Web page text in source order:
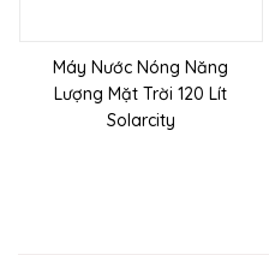
Máy Nước Nóng Năng
Lượng Mặt Trời 120 Lít
Solarcity